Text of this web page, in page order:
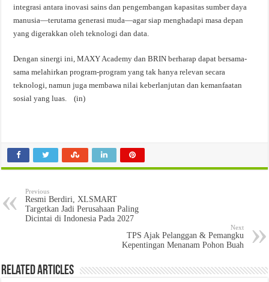
integrasi antara inovasi sains dan pengembangan kapasitas sumber daya
manusia—terutama generasi muda—agar siap menghadapi masa depan
yang digerakkan oleh teknologi dan data.
Dengan sinergi ini, MAXY Academy dan BRIN berharap dapat bersama-
sama melahirkan program-program yang tak hanya relevan secara
teknologi, namun juga membawa nilai keberlanjutan dan kemanfaatan
sosial yang luas. (in)
Previous
Resmi Berdiri, XLSMART
Targetkan Jadi Perusahaan Paling
Dicintai di Indonesia Pada 2027
Next
TPS Ajak Pelanggan & Pemangku
Kepentingan Menanam Pohon Buah
Related Articles